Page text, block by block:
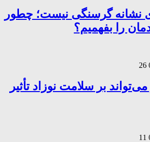
نشانه گرسنگی نیست؛ چطور
را بفهمیم؟
26
بر سلامت نوزاد تأثیر
11